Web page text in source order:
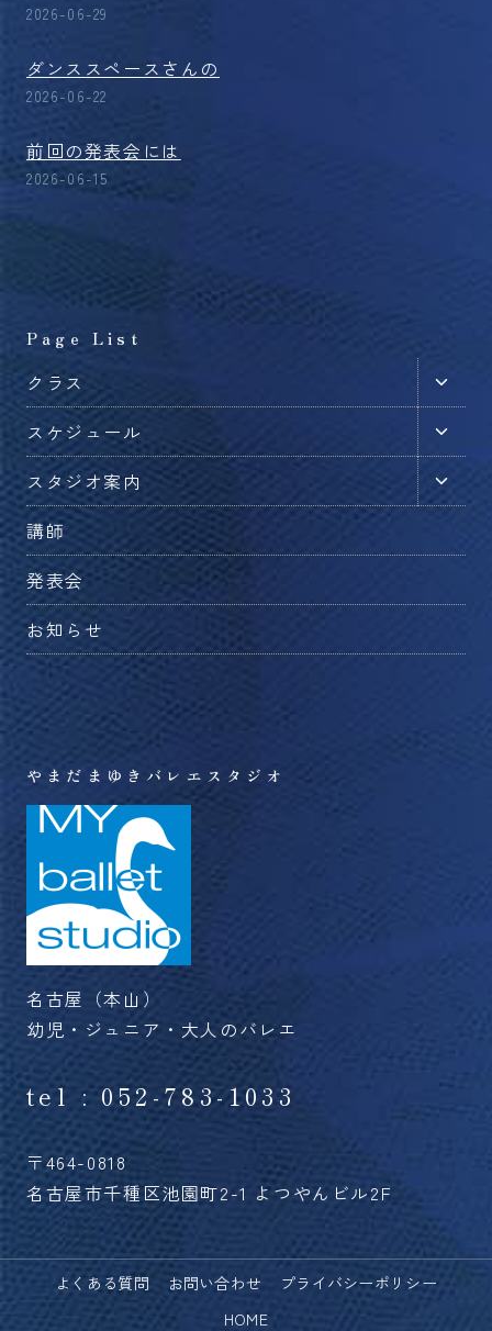
2026-06-29
ダンススペースさんの
2026-06-22
前回の発表会には
2026-06-15
Page List
クラス
子
メ
ニ
ュ
ー
切
替
スケジュール
子
メ
ニ
ュ
切
替
スタジオ案内
子
メ
ュ
切
講師
発表会
お知らせ
やまだまゆきバレエスタジオ
名古屋（本山）
幼児・ジュニア・大人のバレエ
tel : 052-783-1033
〒464-0818
名古屋市千種区池園町2-1 よつやんビル2F
よくある質問 お問い合わせ
プライバシーポリシー
HOME